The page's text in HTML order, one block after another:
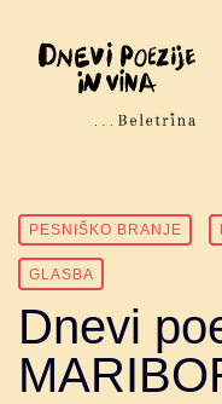
PESNIŠKO BRANJE
GLASBA
Dnevi